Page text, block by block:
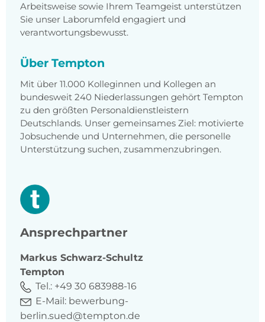
Arbeitsweise sowie Ihrem Teamgeist unterstützen
Sie unser Laborumfeld engagiert und
verantwortungsbewusst.
Über Tempton
Mit über 11.000 Kolleginnen und Kollegen an
bundesweit 240 Niederlassungen gehört Tempton
zu den größten Personaldienstleistern
Deutschlands. Unser gemeinsames Ziel: motivierte
Jobsuchende und Unternehmen, die personelle
Unterstützung suchen, zusammenzubringen.
Ansprechpartner
Markus Schwarz-Schultz
Tempton
Tel.: +49 30 683988-16
E-Mail: bewerbung-
berlin.sued@tempton.de